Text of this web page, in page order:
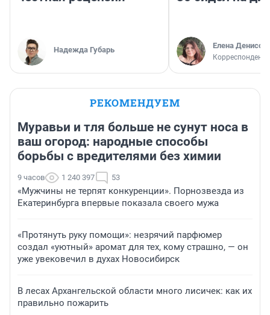
Надежда Губарь Елена
Корреспондент
РЕКОМЕНДУЕМ
Муравьи и тля больше не сунут носа в
ваш огород: народные способы
борьбы с вредителями без химии
9 часов 1 240 397 53
«Мужчины не терпят конкуренции». Порнозвезда из
Екатеринбурга впервые показала своего мужа
«Протянуть руку помощи»: незрячий парфюмер
создал «уютный» аромат для тех, кому страшно, — он
уже увековечил в духах Новосибирск
В лесах Архангельской области много лисичек: как их
правильно пожарить